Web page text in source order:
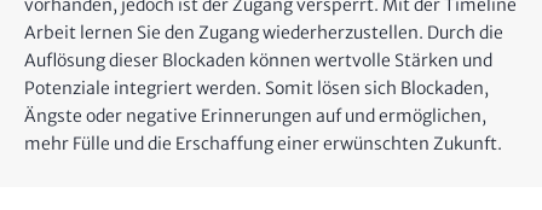
vorhanden, jedoch ist der Zugang versperrt. Mit der Timeline
Arbeit lernen Sie den Zugang wiederherzustellen. Durch die
Auflösung dieser Blockaden können wertvolle Stärken und
Potenziale integriert werden. Somit lösen sich Blockaden,
Ängste oder negative Erinnerungen auf und ermöglichen,
mehr Fülle und die Erschaffung einer erwünschten Zukunft.